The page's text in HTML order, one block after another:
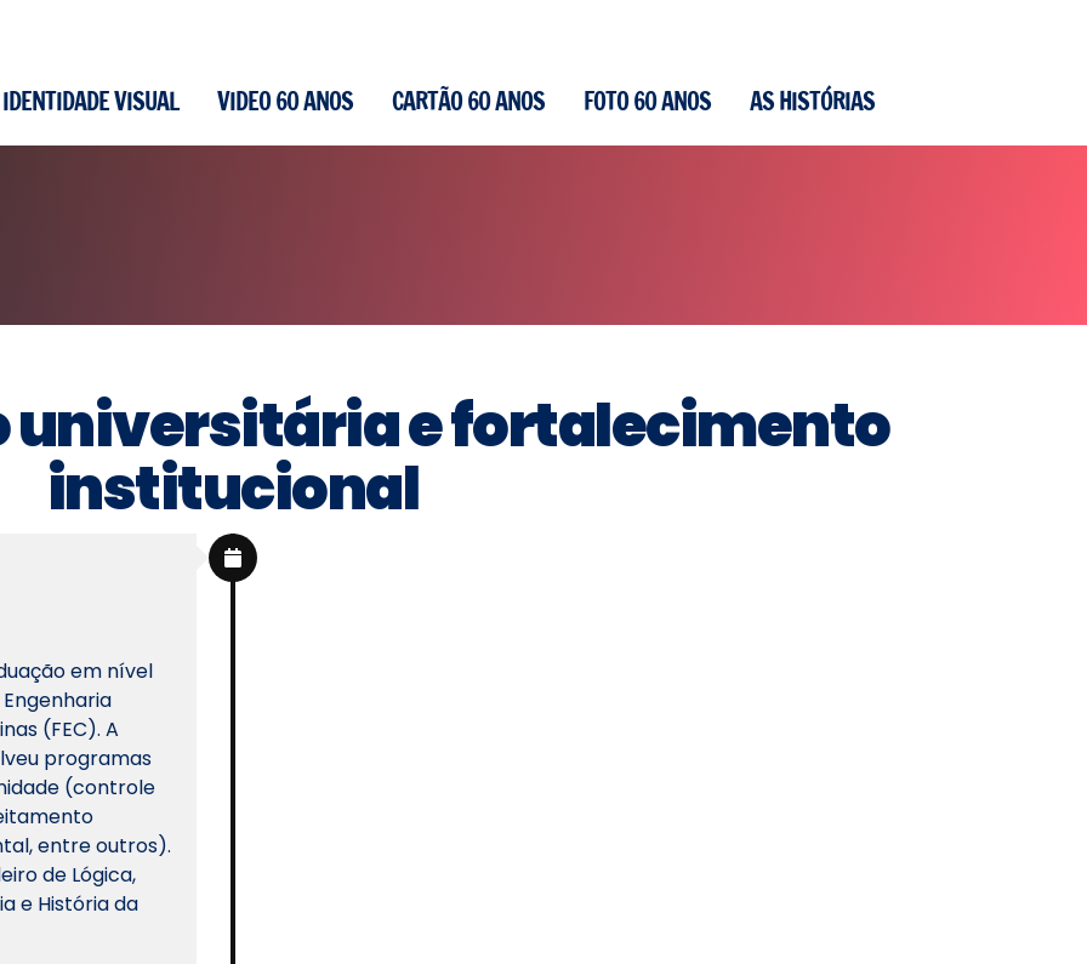
IDENTIDADE VISUAL VIDEO 60 ANOS CARTÃO 60 ANOS FOTO 60 ANOS AS HISTÓRIAS
universitária e fortalecimento
institucional
em nível
(FEC). A
programas
(controle
entre outros).
de Lógica,
e História da